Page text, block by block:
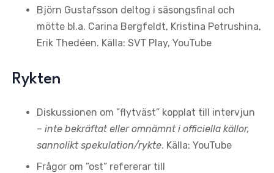
Björn Gustafsson deltog i säsongsfinal och
mötte bl.a. Carina Bergfeldt, Kristina Petrushina,
Erik Thedéen. Källa: SVT Play, YouTube
Rykten
Diskussionen om ”flytväst” kopplat till intervjun
– inte bekräftat eller omnämnt i officiella källor,
sannolikt spekulation/rykte. Källa: YouTube
Frågor om ”ost” refererar till